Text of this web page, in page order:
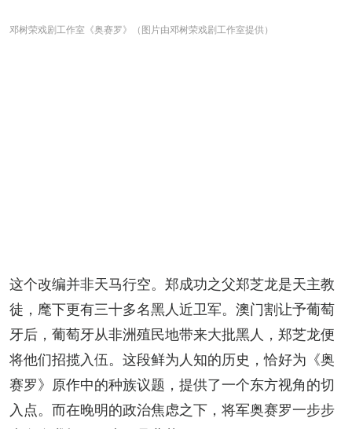
邓树荣戏剧工作室《奥赛罗》（图片由邓树荣戏剧工作室提供）
这个改编并非天马行空。郑成功之父郑芝龙是天主教
徒，麾下更有三十多名黑人近卫军。澳门割让予葡萄
牙后，葡萄牙从非洲殖民地带来大批黑人，郑芝龙便
将他们招揽入伍。这段鲜为人知的历史，恰好为《奥
赛罗》原作中的种族议题，提供了一个东方视角的切
入点。而在晚明的政治焦虑之下，将军奥赛罗一步步